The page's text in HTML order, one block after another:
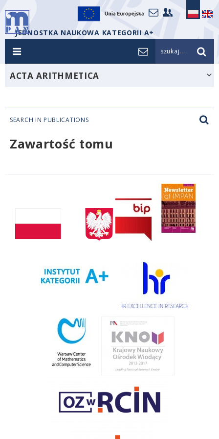
JEDNOSTKA NAUKOWA KATEGORII A+
szukaj...
ACTA ARITHMETICA
SEARCH IN PUBLICATIONS
Zawartość tomu